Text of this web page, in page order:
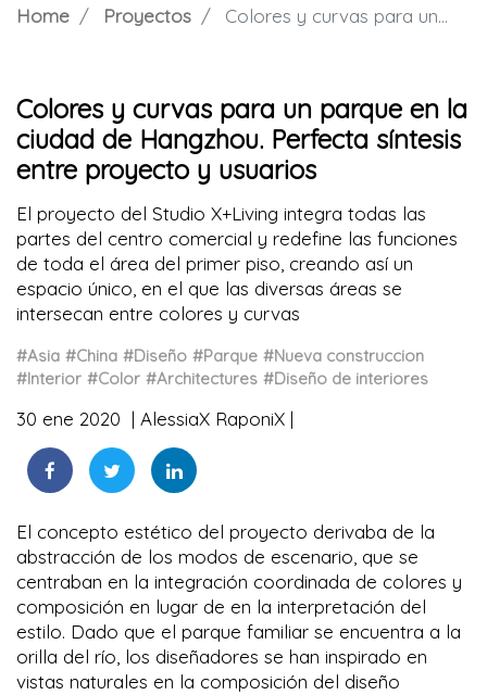
Home Proyectos Colores y curvas para un parque en la ciudad de Hangzhou. Perfecta síntesis entre proyecto y usuarios
Colores y curvas para un parque en la
ciudad de Hangzhou. Perfecta síntesis
entre proyecto y usuarios
El proyecto del Studio X+Living integra todas las
partes del centro comercial y redefine las funciones
de toda el área del primer piso, creando así un
espacio único, en el que las diversas áreas se
intersecan entre colores y curvas
#Asia #China #Diseño #Parque #Nueva construccion
#Interior #Color #Architectures #Diseño de interiores
30 ene 2020 AlessiaX RaponiX
El concepto estético del proyecto derivaba de la
abstracción de los modos de escenario, que se
centraban en la integración coordinada de colores y
composición en lugar de en la interpretación del
estilo. Dado que el parque familiar se encuentra a la
orilla del río, los diseñadores se han inspirado en
vistas naturales en la composición del diseño